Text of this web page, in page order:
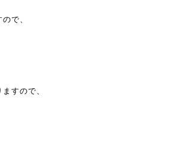
で、
すので、